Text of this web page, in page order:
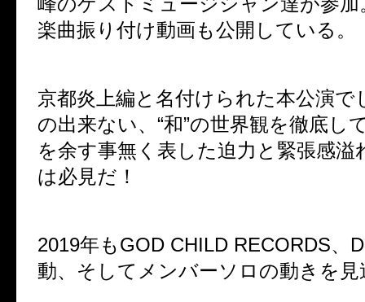
楽曲振り付け動画も公開している。
京都炎上編と名付けられた本公演で
の出来ない、“和”の世界観を徹底し
を余す事無く表した迫力と緊張感溢
は必見だ！
2019年もGOD CHILD RECORDS、
動、そしてメンバーソロの動きを見